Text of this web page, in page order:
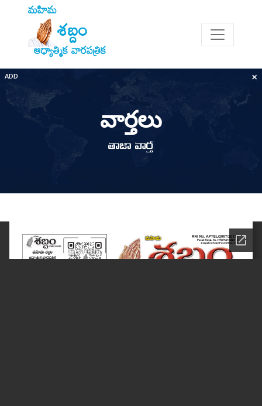
మహిమ
శబ్దం
ఆధ్యాత్మిక వారపత్రిక
ADD ×
వార్తలు
తాజా వార్త